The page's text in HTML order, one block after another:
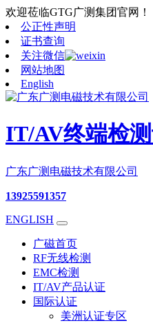
欢迎莅临GTG广测集团官网！
公正性声明
证书查询
关注微信
网站地图
English
IT/AV终端检
广东广测电磁技术有限公司
13925591357
ENGLISH
广磁首页
RF无线检测
EMC检测
IT/AV产品认证
国际认证
美洲认证专区